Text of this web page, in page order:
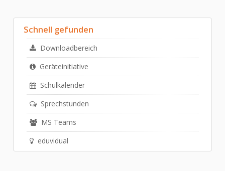
Schnell gefunden
Downloadbereich
Geräteinitiative
Schulkalender
Sprechstunden
MS Teams
eduvidual